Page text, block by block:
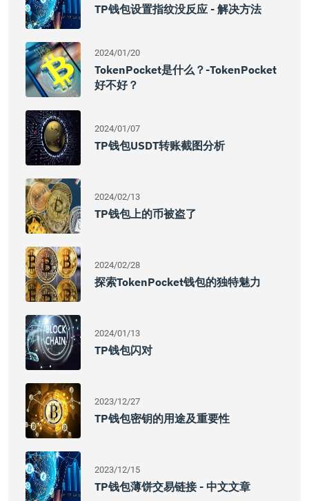
TP钱包设置指纹没反应 - 解决方法
2024/01/20
TokenPocket是什么？-TokenPocket
好不好？
2024/01/07
TP钱包USDT转账截图分析
2024/02/13
TP钱包上的币被盗了
2024/02/28
探索TokenPocket钱包的独特魅力
2024/01/13
TP钱包闪对
2023/12/27
TP钱包密钥的用途及重要性
2023/12/15
TP钱包薄饼交易链接 - 中文文章